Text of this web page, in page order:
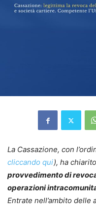
La Cassazione, con
cliccando qui), ha
provvedimento di
operazioni
Entrate nell’ambito delle